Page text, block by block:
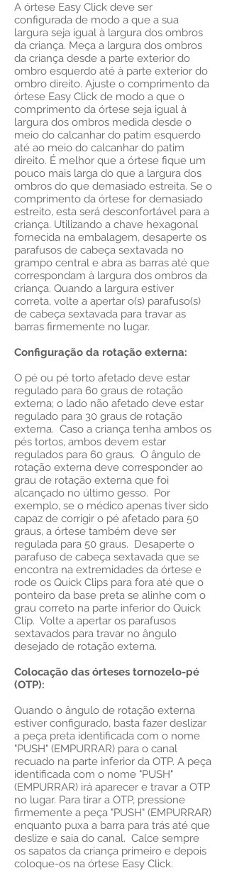
A órtese Easy Click deve ser
configurada de modo a que a sua
largura seja igual à largura dos ombros
da criança. Meça a largura dos ombros
da criança desde a parte exterior do
ombro esquerdo até à parte exterior do
ombro direito. Ajuste o comprimento da
órtese Easy Click de modo a que o
comprimento da órtese seja igual à
largura dos ombros medida desde o
meio do calcanhar do patim esquerdo
até ao meio do calcanhar do patim
direito. É melhor que a órtese fique um
pouco mais larga do que a largura dos
ombros do que demasiado estreita. Se o
comprimento da órtese for demasiado
estreito, esta será desconfortável para a
criança. Utilizando a chave hexagonal
fornecida na embalagem, desaperte os
parafusos de cabeça sextavada no
grampo central e abra as barras até que
correspondam à largura dos ombros da
criança. Quando a largura estiver
correta, volte a apertar o(s) parafuso(s)
de cabeça sextavada para travar as
barras firmemente no lugar.
Configuração da rotação externa:
O pé ou pé torto afetado deve estar
regulado para 60 graus de rotação
externa; o lado não afetado deve estar
regulado para 30 graus de rotação
externa. Caso a criança tenha ambos os
pés tortos, ambos devem estar
regulados para 60 graus. O ângulo de
rotação externa deve corresponder ao
grau de rotação externa que foi
alcançado no último gesso. Por
exemplo, se o médico apenas tiver sido
capaz de corrigir o pé afetado para 50
graus, a órtese também deve ser
regulada para 50 graus. Desaperte o
parafuso de cabeça sextavada que se
encontra na extremidades da órtese e
rode os Quick Clips para fora até que o
ponteiro da base preta se alinhe com o
grau correto na parte inferior do Quick
Clip. Volte a apertar os parafusos
sextavados para travar no ângulo
desejado de rotação externa.
Colocação das órteses tornozelo-pé
(OTP):
Quando o ângulo de rotação externa
estiver configurado, basta fazer deslizar
a peça preta identificada com o nome
"PUSH" (EMPURRAR) para o canal
recuado na parte inferior da OTP. A peça
identificada com o nome "PUSH"
(EMPURRAR) irá aparecer e travar a OTP
no lugar. Para tirar a OTP, pressione
firmemente a peça "PUSH" (EMPURRAR)
enquanto puxa a barra para trás até que
deslize e saia do canal. Calce sempre
os sapatos da criança primeiro e depois
coloque-os na órtese Easy Click.